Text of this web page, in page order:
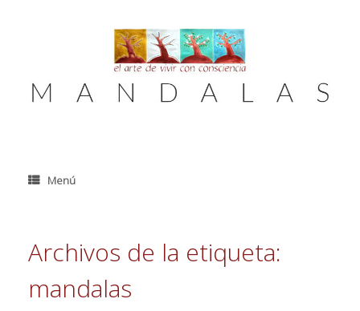
Menú
Archivos de la etiqueta:
mandalas